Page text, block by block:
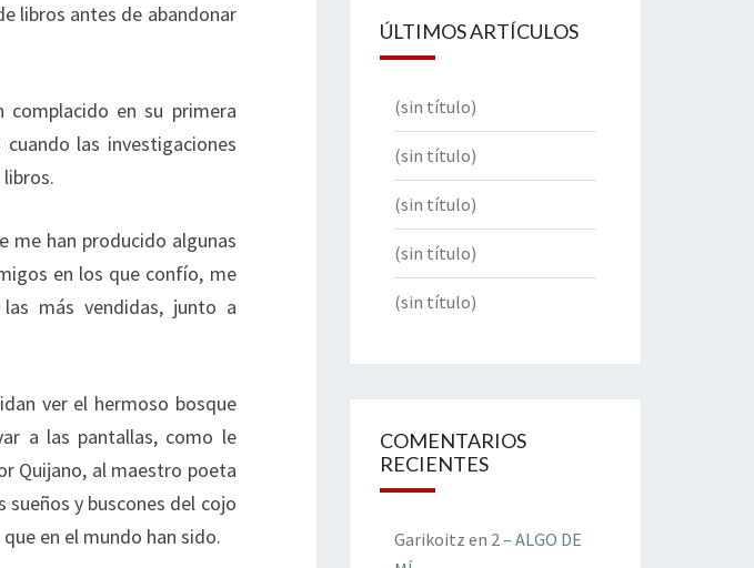
libros antes de abandonar
en su primera
las investigaciones
me han producido algunas
en los que confío, me
más vendidas, junto a
ver el hermoso bosque
a las pantallas, como le
Quijano, al maestro poeta
y buscones del cojo
en el mundo han sido.
ÚLTIMOS ARTÍCULOS
(sin título)
(sin título)
(sin título)
(sin título)
(sin título)
COMENTARIOS
RECIENTES
Garikoitz en 2 – ALGO DE